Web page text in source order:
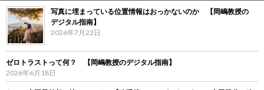
写真に埋まっている位置情報はおっかないのか 【岡嶋教授の
デジタル指南】
2026年7月22日
ゼロトラストって何？ 【岡嶋教授のデジタル指南】
2026年6月18日